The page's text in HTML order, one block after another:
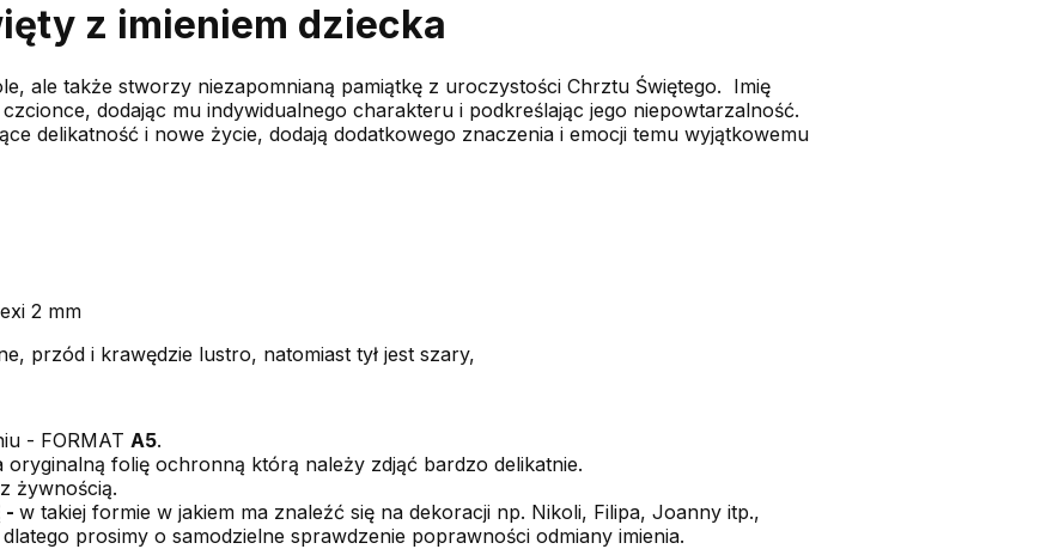
z imieniem dziecka
ale także stworzy niezapomnianą pamiątkę z uroczystości Chrztu Świętego. Imię
dodając mu indywidualnego charakteru i podkreślając jego niepowtarzalność.
delikatność i nowe życie, dodają dodatkowego znaczenia i emocji temu wyjątkowemu
2 mm
przód i krawędzie lustro, natomiast tył jest szary,
- FORMAT A5.
folię ochronną którą należy zdjąć bardzo delikatnie.
żywnością.
- w takiej formie w jakiem ma znaleźć się na dekoracji np. Nikoli, Filipa, Joanny itp.,
prosimy o samodzielne sprawdzenie poprawności odmiany imienia.